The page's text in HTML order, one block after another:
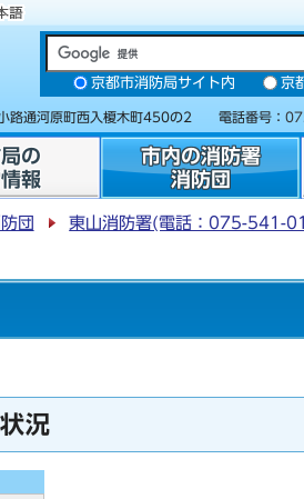
京都市消防局サイト内 京
通河原町西入榎木町450の2 電話番号：
の
報
市内の消防署
消防団
団 東山消防署(電話：075-541-
況